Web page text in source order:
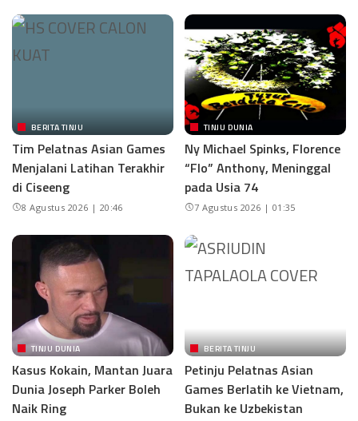
BERITA TINJU
Tim Pelatnas Asian Games
Menjalani Latihan Terakhir
di Ciseeng
8 Agustus 2026 | 20:46
TINJU DUNIA
Ny Michael Spinks, Florence
“Flo” Anthony, Meninggal
pada Usia 74
7 Agustus 2026 | 01:35
TINJU DUNIA
Kasus Kokain, Mantan Juara
Dunia Joseph Parker Boleh
Naik Ring
BERITA TINJU
Petinju Pelatnas Asian
Games Berlatih ke Vietnam,
Bukan ke Uzbekistan